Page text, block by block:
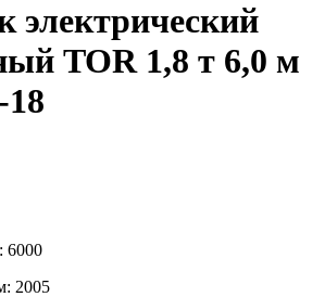
электрический
TOR 1,8 т 6,0 м
6000
2005